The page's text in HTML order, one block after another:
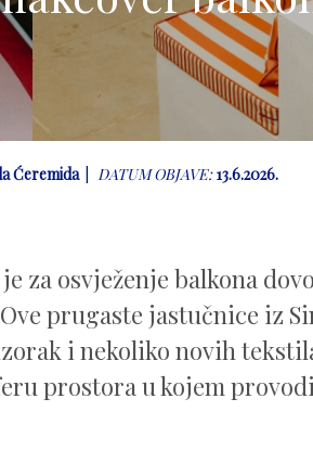
Ćeremida DATUM OBJAVE:13.6.2026.
za osvježenje balkona
prugaste jastučnice iz
i nekoliko novih
prostora u kojem